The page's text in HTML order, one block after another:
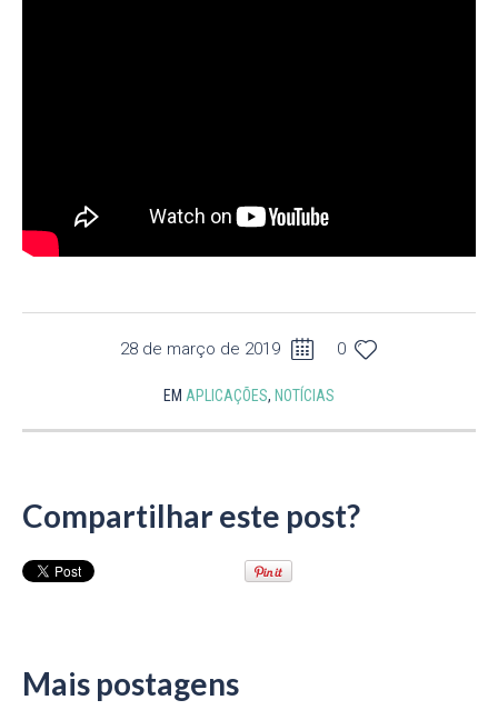
28 de março de 2019 0
EM APLICAÇÕES, NOTÍCIAS
Compartilhar este post?
Mais postagens